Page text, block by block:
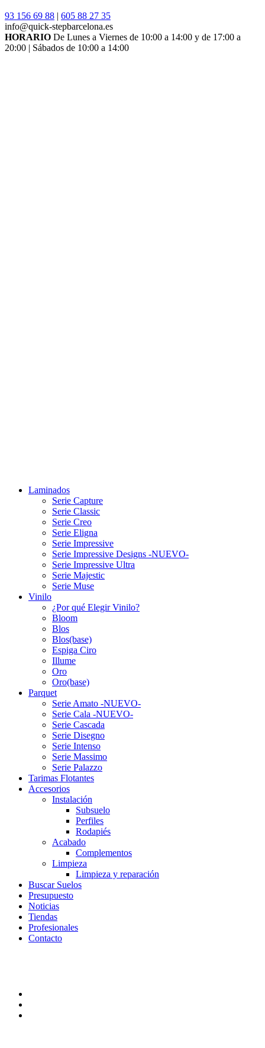
93 156 69 88 | 605 88 27 35
info@quick-stepbarcelona.es
HORARIO De Lunes a Viernes de 10:00 a 14:00 y de 17:00 a
20:00 | Sábados de 10:00 a 14:00
Laminados
Serie Capture
Serie Classic
Serie Creo
Serie Eligna
Serie Impressive
Serie Impressive Designs -NUEVO-
Serie Impressive Ultra
Serie Majestic
Serie Muse
Vinilo
¿Por qué Elegir Vinilo?
Bloom
Blos
Blos(base)
Espiga Ciro
Illume
Oro
Oro(base)
Parquet
Serie Amato -NUEVO-
Serie Cala -NUEVO-
Serie Cascada
Serie Disegno
Serie Intenso
Serie Massimo
Serie Palazzo
Tarimas Flotantes
Accesorios
Instalación
Subsuelo
Perfiles
Rodapiés
Acabado
Complementos
Limpieza
Limpieza y reparación
Buscar Suelos
Presupuesto
Noticias
Tiendas
Profesionales
Contacto